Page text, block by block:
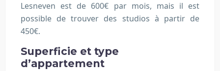
Lesneven est de 600€ par mois, mais il est
possible de trouver des studios à partir de
450€.
Superficie et type
d’appartement